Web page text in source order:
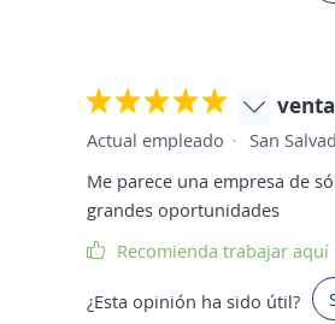
Actual empleado San
Me parece una empresa de
grandes oportunidades
Recomienda trabajar aquí
¿Esta opinión ha sido útil?